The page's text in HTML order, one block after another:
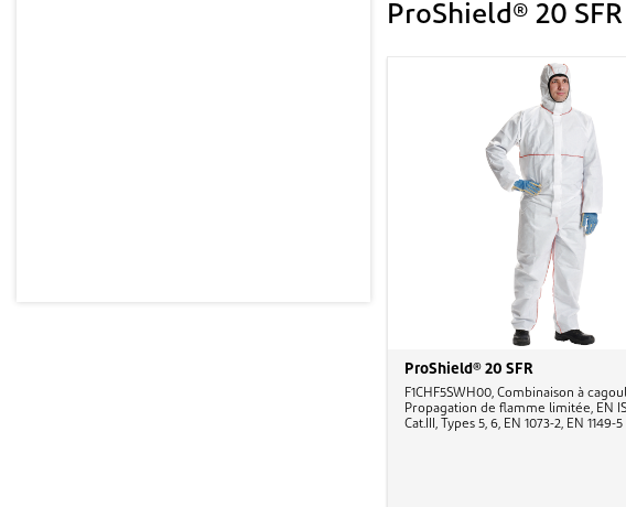
ProShield® 20 SFR
ProShield® 20 SFR
F1CHF5SWH00, Combinaison à
Propagation de flamme limitée, EN
Cat.III, Types 5, 6, EN 1073-2, EN 1149-5